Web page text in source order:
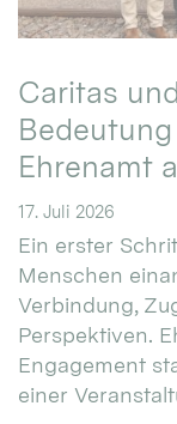
Caritas
Ehrenamt
17. Juli 2026
Ein erster
Menschen
Verbindung,
Perspektiven.
Engagement
einer